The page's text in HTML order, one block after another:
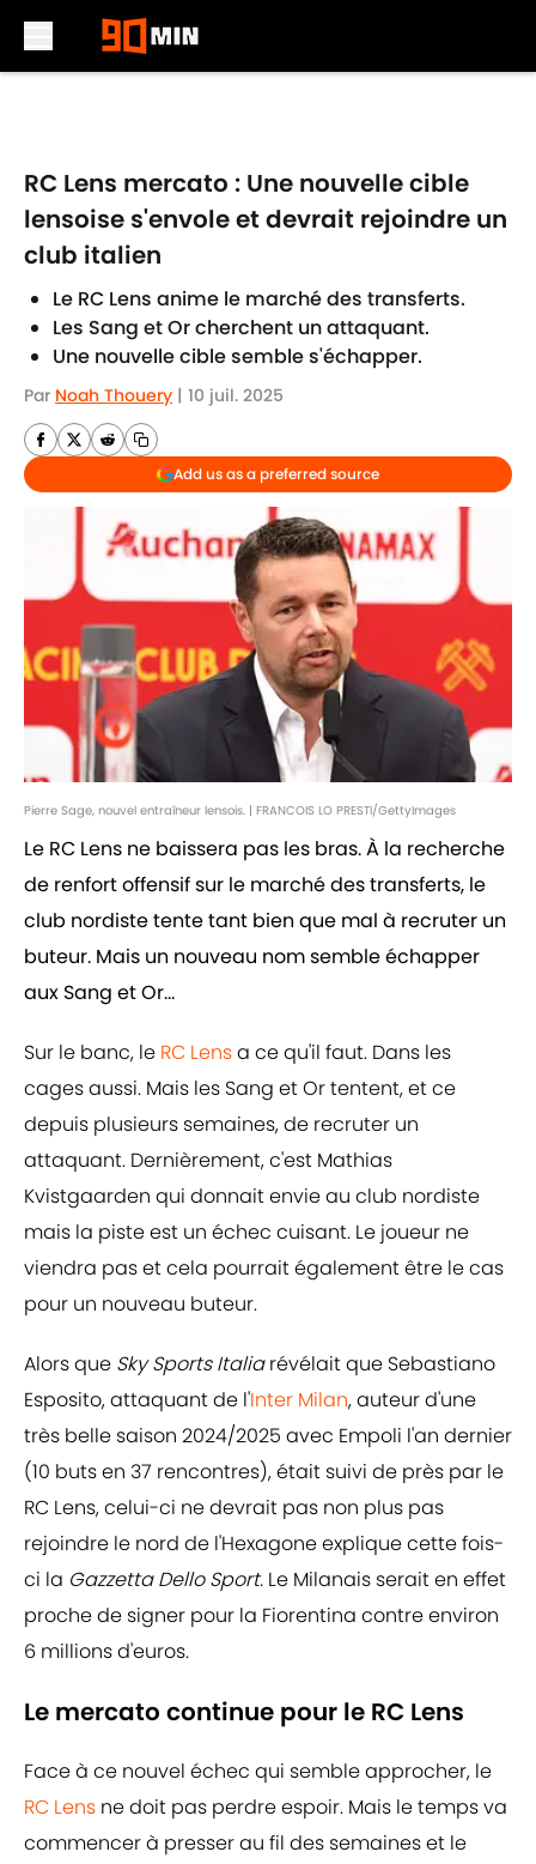
RC Lens mercato : Une nouvelle cible
lensoise s'envole et devrait rejoindre un
club italien
Le RC Lens anime le marché des transferts.
Les Sang et Or cherchent un attaquant.
Une nouvelle cible semble s'échapper.
Par Noah Thouery | 10 juil. 2025
Add us as a preferred source
Pierre Sage, nouvel entraîneur lensois. | FRANCOIS LO PRESTI/GettyImages
Le RC Lens ne baissera pas les bras. À la recherche
de renfort offensif sur le marché des transferts, le
club nordiste tente tant bien que mal à recruter un
buteur. Mais un nouveau nom semble échapper
aux Sang et Or...
Sur le banc, le RC Lensa ce qu'il faut. Dans les
cages aussi. Mais les Sang et Or tentent, et ce
depuis plusieurs semaines, de recruter un
attaquant. Dernièrement, c'est Mathias
Kvistgaarden qui donnait envie au club nordiste
mais la piste est un échec cuisant. Le joueur ne
viendra pas et cela pourrait également être le cas
pour un nouveau buteur.
Alors que Sky Sports Italiarévélait que Sebastiano
Esposito, attaquant de l'Inter Milan, auteur d'une
très belle saison 2024/2025 avec Empoli l'an dernier
(10 buts en 37 rencontres), était suivi de près par le
RC Lens, celui-ci ne devrait pas non plus pas
rejoindre le nord de l'Hexagone explique cette fois-
ci la Gazzetta Dello Sport. Le Milanais serait en effet
proche de signer pour la Fiorentina contre environ
6 millions d'euros.
Le mercato continue pour le RC Lens
Face à ce nouvel échec qui semble approcher, le
RC Lens ne doit pas perdre espoir. Mais le temps va
commencer à presser au fil des semaines et le